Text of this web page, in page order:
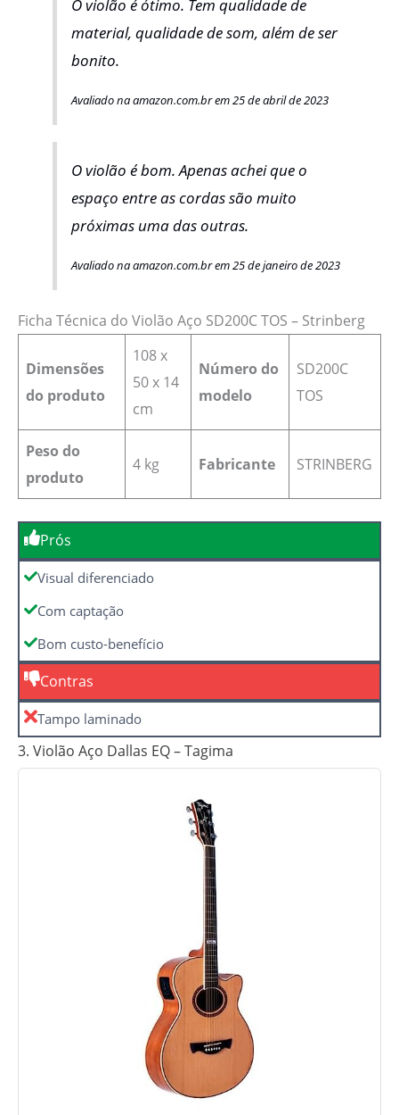
O violão é ótimo. Tem qualidade de
material, qualidade de som, além de ser
bonito.
Avaliado na amazon.com.br em 25 de abril de 2023
O violão é bom. Apenas achei que o
espaço entre as cordas são muito
próximas uma das outras.
Avaliado na amazon.com.br em 25 de janeiro de 2023
Ficha Técnica do Violão Aço SD200C TOS – Strinberg
Dimensões
do produto
‎108 x
50 x 14
cm
Número do
modelo
SD200C
TOS
Peso do
produto
‎4 kg Fabricante STRINBERG
Prós
Visual diferenciado
Com captação
Bom custo-benefício
Contras
Tampo laminado
3. Violão Aço Dallas EQ – Tagima